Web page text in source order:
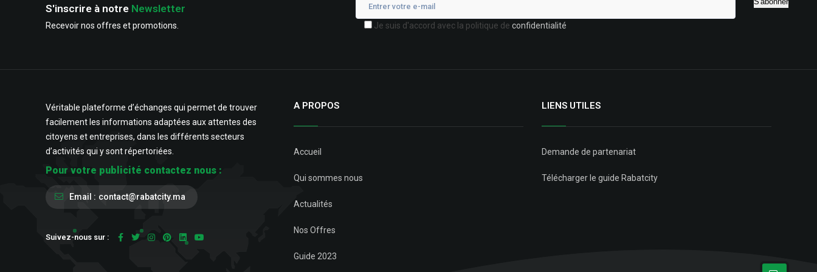
S'inscrire à notre Newsletter
Recevoir nos offres et promotions. Je suis d'accord avec la politique de confidentialité
Véritable plateforme d’échanges qui permet de trouver
facilement les informations adaptées aux attentes des
citoyens et entreprises, dans les différents secteurs
d’activités qui y sont répertoriées.
Pour votre publicité contactez nous :
Email : contact@rabatcity.ma
Suivez-nous sur :
A PROPOS
Accueil
Qui sommes nous
Actualités
Nos Offres
Guide 2023
LIENS UTILES
Demande de partenariat
Télécharger le guide Rabatcity